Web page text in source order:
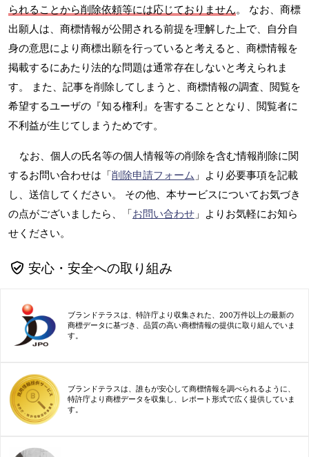
られることから削除依頼等には応じておりません。 なお、商標
出願人は、商標情報が公開される前提を理解した上で、自分自
身の意思により商標出願を行っていると考えると、商標情報を
掲載するにあたり法的な問題は通常存在しないと考えられま
す。 また、記事を削除してしまうと、商標情報の調査、閲覧を
希望するユーザの『知る権利』を害することとなり、閲覧者に
不利益が生じてしまうためです。
なお、個人の氏名等の個人情報等の削除を含む情報削除に関
するお問い合わせは「削除申請フォーム 」より必要事項を記載
し、送信してください。 その他、本サービスについてお気づき
の点がございましたら、「お問い合わせ 」よりお気軽にお知ら
せください。
安心・安全への取り組み
ブランドテラスは、特許庁より収集された、200万件以上の最新の
商標データに基づき、品質の高い商標情報の提供に取り組んでいま
す。
ブランドテラスは、誰もが安心して商標情報を調べられるように、
特許庁より商標データを収集し、レポート形式で広く提供していま
す。